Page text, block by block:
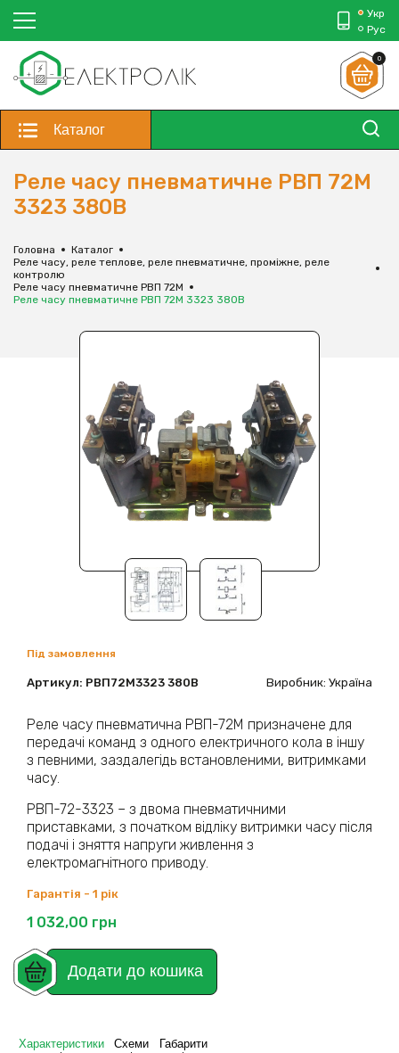
Укр
Рус
0
Каталог
Реле часу пневматичне РВП 72М
3323 380В
Головна
Каталог
Реле часу, реле теплове, реле пневматичне, проміжне, реле
контролю
Реле часу пневматичне РВП 72М
Реле часу пневматичне РВП 72М 3323 380В
Під замовлення
Артикул: РВП72М3323 380В Виробник: Україна
Реле часу пневматична РВП-72М призначене для
передачі команд з одного електричного кола в іншу
з певними, заздалегідь встановленими, витримками
часу.
РВП-72-3323 – з двома пневматичними
приставками, з початком відліку витримки часу після
подачі і зняття напруги живлення з
електромагнітного приводу.
Гарантія - 1 рік
1 032,00 грн
Додати до кошика
Характеристики Схеми Габарити